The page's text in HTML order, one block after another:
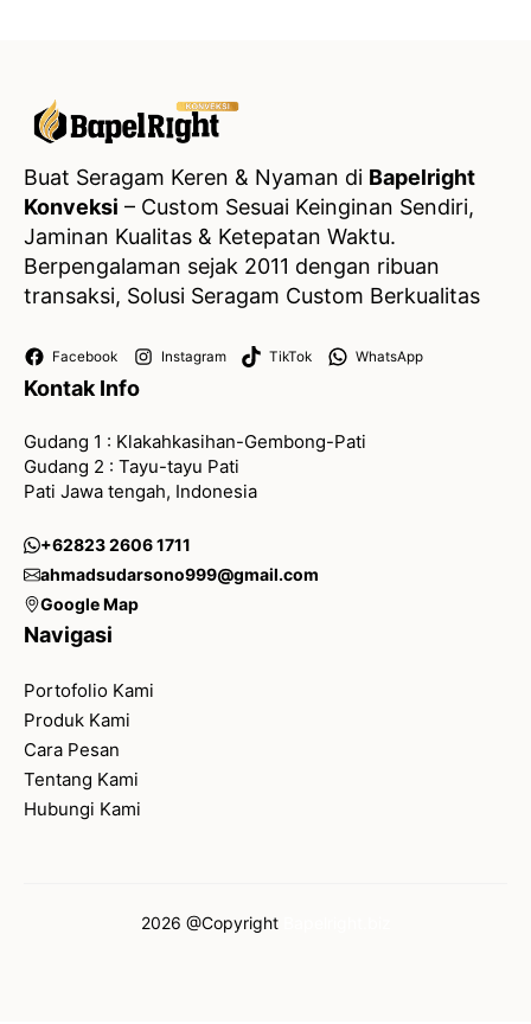
Buat Seragam Keren & Nyaman di Bapelright
Konveksi – Custom Sesuai Keinginan Sendiri,
Jaminan Kualitas & Ketepatan Waktu.
Berpengalaman sejak 2011 dengan ribuan
transaksi, Solusi Seragam Custom Berkualitas
Facebook Instagram TikTok WhatsApp
Kontak Info
Gudang 1 : Klakahkasihan-Gembong-Pati
Gudang 2 : Tayu-tayu Pati
Pati Jawa tengah, Indonesia
+62823 2606 1711
ahmadsudarsono999@gmail.com
Google Map
Navigasi
Portofolio Kami
Produk Kami
Cara Pesan
Tentang Kami
Hubungi Kami
2026 @Copyright